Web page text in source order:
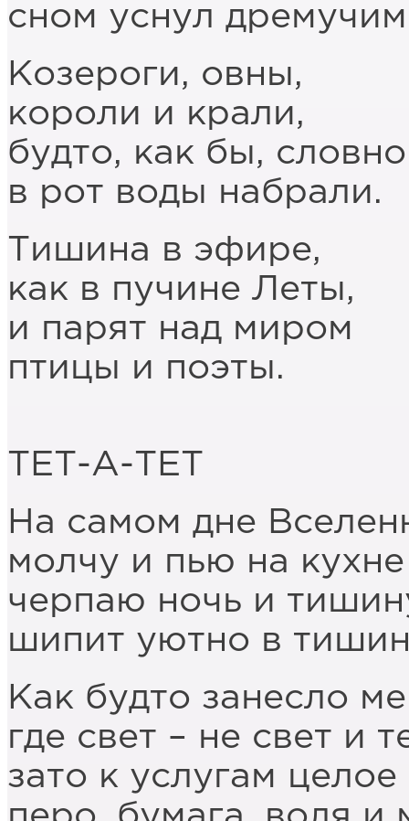
сном уснул
Козероги, овны,
короли и крали,
будто, как бы, словно
в рот воды набрали.
Тишина в эфире,
как в пучине Леты,
и парят над миром
птицы и поэты.
ТЕТ-А-ТЕТ
На самом дне
молчу и пью на
черпаю ночь и
шипит уютно в
Как будто занесло
где свет – не свет и
зато к услугам целое